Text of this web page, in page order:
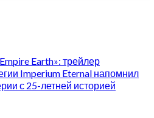
Earth»: трейлер
Imperium Eternal напомнил
с 25-летней историей